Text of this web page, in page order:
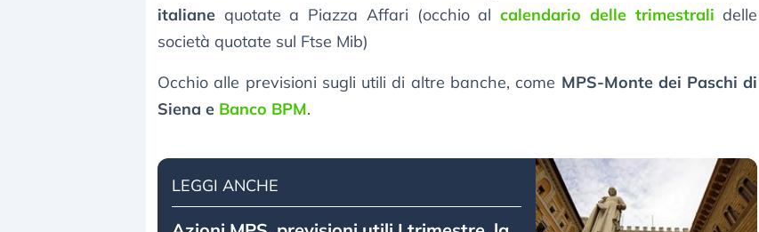
italiane quotate a Piazza Affari (occhio alcalendario delle trimestrali delle
società quotate sul Ftse Mib)
Occhio alle previsioni sugli utili di altre banche, come MPS-Monte dei Paschi di
Siena e Banco BPM.
LEGGI ANCHE